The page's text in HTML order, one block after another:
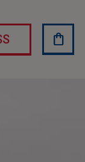
shopping_bag